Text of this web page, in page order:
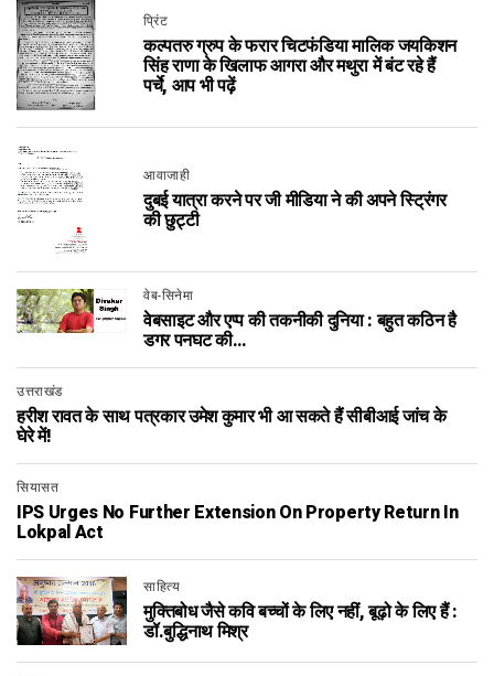
प्रिंट
कल्पतरु ग्रुप के फरार चिटफंडिया मालिक जयकिशन
सिंह राणा के खिलाफ आगरा और मथुरा में बंट रहे हैं
पर्चे, आप भी पढ़ें
आवाजाही
दुबई यात्रा करने पर जी मीडिया ने की अपने स्ट्रिंगर
की छुट्टी
वेब-सिनेमा
वेबसाइट और एप्प की तकनीकी दुनिया : बहुत कठिन है
डगर पनघट की…
उत्तराखंड
हरीश रावत के साथ पत्रकार उमेश कुमार भी आ सकते हैं सीबीआई जांच के
घेरे में!
सियासत
IPS Urges No Further Extension On Property Return In
Lokpal Act
साहित्य
मुक्तिबोध जैसे कवि बच्चों के लिए नहीं, बूढ़ो के लिए हैं :
डॉ.बुद्धिनाथ मिश्र